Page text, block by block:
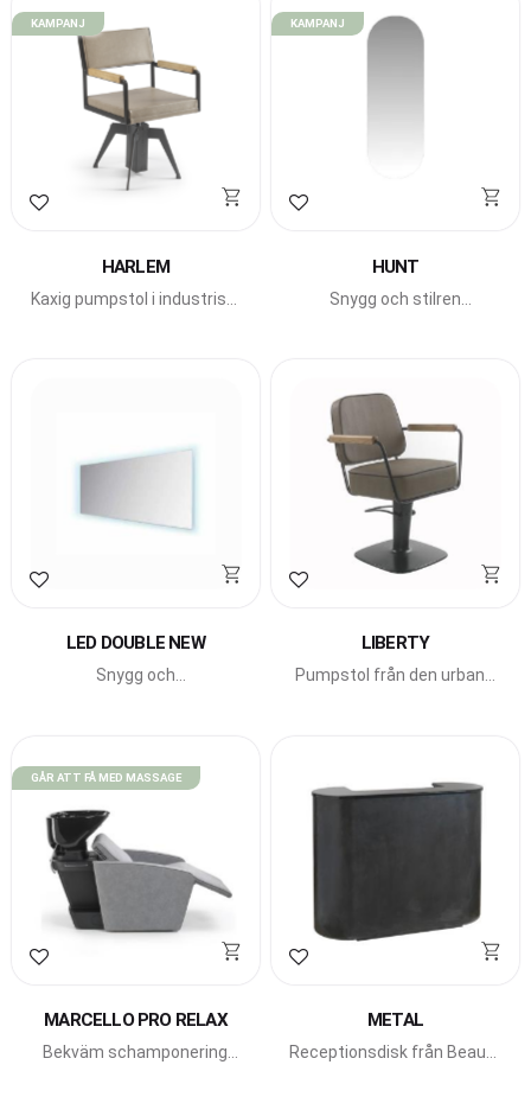
Lägg till i favoriter
HARLEM
Kaxig pumpstol i industristil
KAMPANJ
Lägg till i favoriter
HUNT
Snygg och stilren
KAMPANJ
Lägg till i favoriter
LED DOUBLE NEW
Snygg och
Lägg till i favoriter
LIBERTY
Pumpstol från den urbana
Lägg till i favoriter
MARCELLO PRO RELAX
Bekväm schamponering
GÅR ATT FÅ MED MASSAGE
Lägg till i favoriter
METAL
Receptionsdisk från Beauty